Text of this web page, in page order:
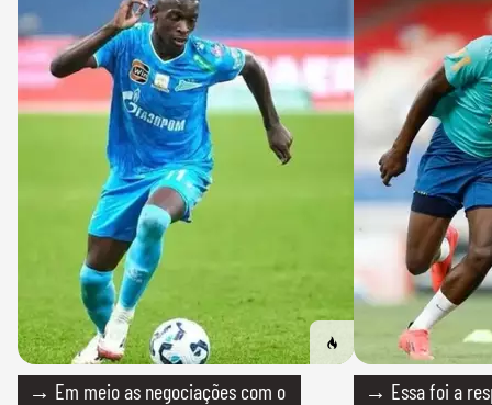
→ Em meio as negociações com o
→ Essa foi a